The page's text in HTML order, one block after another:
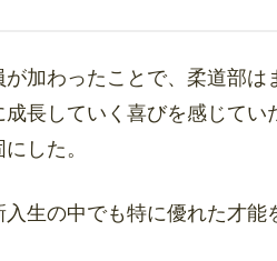
が加わったことで、柔道部
成長していく喜びを感じて
した。
入生の中でも特に優れた才能